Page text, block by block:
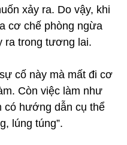
xảy ra. Do vậy, khi
cơ chế phòng ngừa
trong tương lai.
cố này mà mất đi cơ
Còn việc làm như
có hướng dẫn cụ thể
lúng túng”.